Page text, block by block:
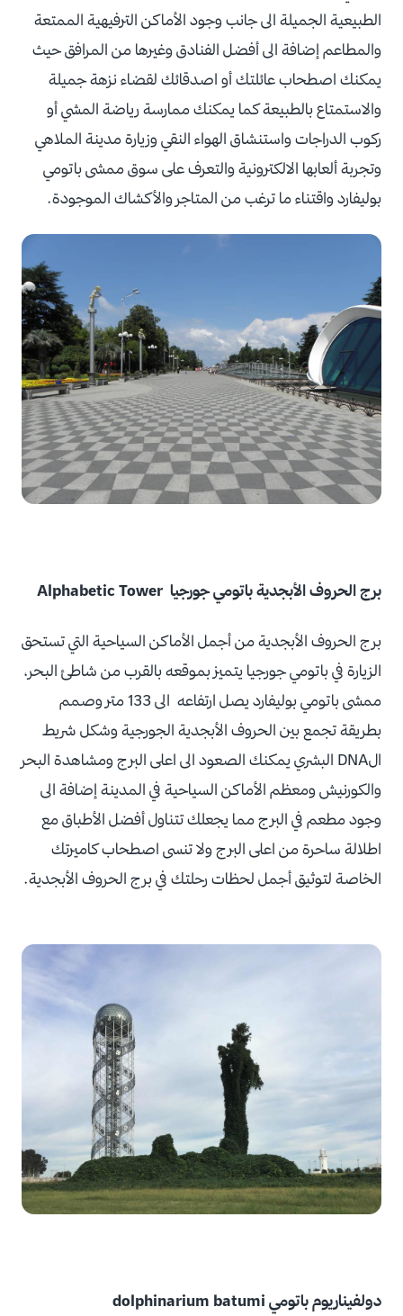
الطبيعية الجميلة الى جانب وجود الأماكن الترفيهية الممتعة
والمطاعم إضافة الى أفضل الفنادق وغيرها من المرافق حيث
يمكنك اصطحاب عائلتك أو اصدقائك لقضاء نزهة جميلة
والاستمتاع بالطبيعة كما يمكنك ممارسة رياضة المشي أو
ركوب الدراجات واستنشاق الهواء النقي وزيارة مدينة الملاهي
وتجربة ألعابها الالكترونية والتعرف على سوق ممشى باتومي
بوليفارد واقتناء ما ترغب من المتاجر والأكشاك الموجودة.
برج الحروف الأبجدية باتومي جورجيا Alphabetic Tower
برج الحروف الأبجدية من أجمل الأماكن السياحية التي تستحق
الزيارة في باتومي جورجيا يتميز بموقعه بالقرب من شاطئ البحر،
ممشى باتومي بوليفارد يصل ارتفاعه الى 133 متر وصمم
بطريقة تجمع بين الحروف الأبجدية الجورجية وشكل شريط
الDNA البشري يمكنك الصعود الى اعلى البرج ومشاهدة البحر
والكورنيش ومعظم الأماكن السياحية في المدينة إضافة الى
وجود مطعم في البرج مما يجعلك تتناول أفضل الأطباق مع
اطلالة ساحرة من اعلى البرج ولا تنسى اصطحاب كاميرتك
الخاصة لتوثيق أجمل لحظات رحلتك في برج الحروف الأبجدية.
دولفيناريوم باتومي dolphinarium batumi